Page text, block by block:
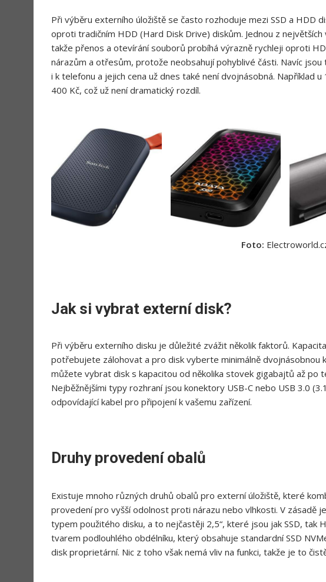
Při výběru externího úložiště se často rozhoduje mezi SSD a HDD
oproti tradičním HDD (Hard Disk Drive) diskům. Jednou z
takže přenos a otevírání souborů probíhá výrazně rychleji oproti
nárazům a otřesům, protože neobsahují pohyblivé části. Navíc
i k telefonu a jejich cena už dnes také není dvojnásobná. Například
400 Kč, což už není dramatický rozdíl.
Foto:
Jak si vybrat externí disk?
Při výběru externího disku je důležité zvážit několik faktorů.
potřebujete zálohovat a pro disk vyberte minimálně dvojnásobnou
můžete vybrat disk s kapacitou od několika stovek gigabajtů až po
Nejběžnějšími typy rozhraní jsou konektory USB-C nebo USB 3.0
odpovídající kabel pro připojení k vašemu zařízení.
Druhy provedení obalů
Existuje mnoho různých druhů obalů pro externí úložiště, které
provedení pro vyšší odolnost proti nárazu nebo vlhkosti. V zásadě
typem použitého disku, a to nejčastěji 2,5“, které jsou jak SSD, tak
tvarem podlouhlého obdélníku, který obsahuje standardní SSD
disk proprietární. Nic z toho však nemá vliv na funkci, takže je to